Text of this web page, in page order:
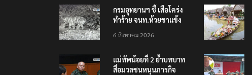
กรมอุทยานฯ ชี้ เสือโคร่ง
ทำร้าย จนท.ห้วยขาแข้ง
บังเอิญ ไม่เข้าข่าย ‘เสือ
6 สิงหาคม 2026
แม่ทัพน้อยที่ 2 ย้ำบทบาท
สื่อมวลชนหนุนภารกิจ